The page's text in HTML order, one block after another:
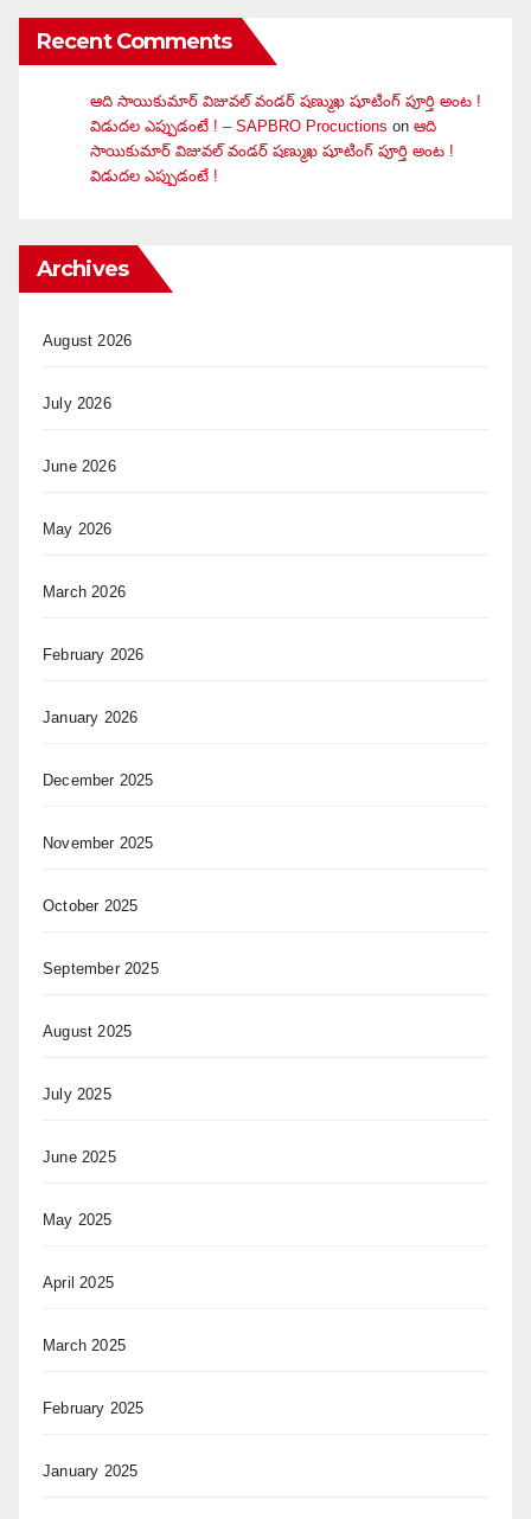
Recent Comments
ఆది సాయికుమార్ విజువ‌ల్ వండ‌ర్ ష‌ణ్ముఖ షూటింగ్ పూర్తి అంట !
విడుదల ఎప్పుడంటే ! – SAPBRO Procuctions on ఆది
సాయికుమార్ విజువ‌ల్ వండ‌ర్ ష‌ణ్ముఖ షూటింగ్ పూర్తి అంట !
విడుదల ఎప్పుడంటే !
Archives
August 2026
July 2026
June 2026
May 2026
March 2026
February 2026
January 2026
December 2025
November 2025
October 2025
September 2025
August 2025
July 2025
June 2025
May 2025
April 2025
March 2025
February 2025
January 2025